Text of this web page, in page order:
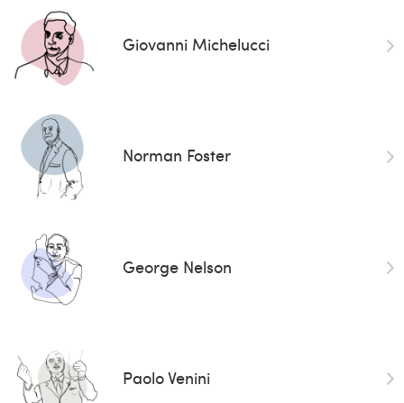
Giovanni Michelucci
Norman Foster
George Nelson
Paolo Venini